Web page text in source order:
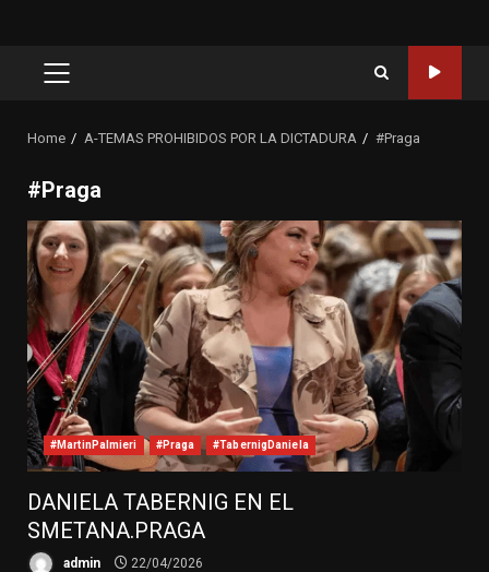
Primary
Home A-TEMAS PROHIBIDOS POR LA DICTADURA #Praga
#Praga
#MartinPalmieri #Praga #TabernigDaniela
DANIELA TABERNIG EN EL
SMETANA.PRAGA
admin 22/04/2026